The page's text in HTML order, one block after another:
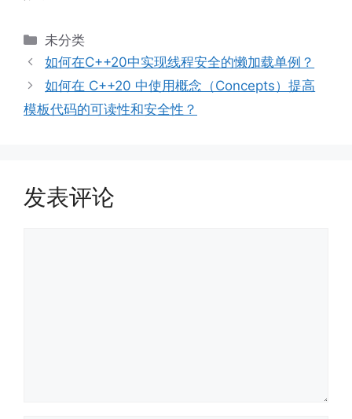
分
类
未分类
如何在C++20中实现线程安全的懒加载单例？
如何在 C++20 中使用概念（Concepts）提高
模板代码的可读性和安全性？
发表评论